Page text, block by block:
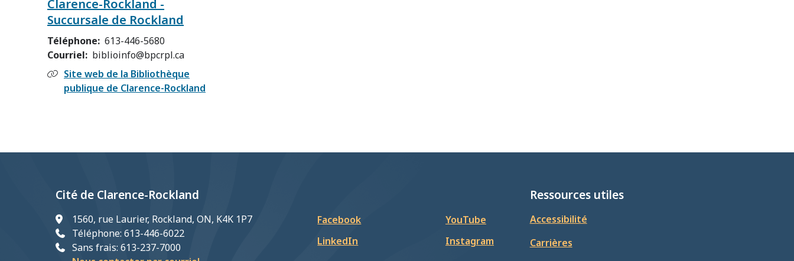
Clarence-Rockland -
Succursale de Rockland
Téléphone 613-446-5680
Courriel
biblioinfo@bpcrpl.ca
Site web de la Bibliothèque
publique de Clarence-Rockland
Cité de Clarence-Rockland
1560, rue Laurier, Rockland, ON, K4K 1P7
Téléphone: 613-446-6022
Sans frais: 613-237-7000
Facebook
YouTube
LinkedIn
Instagram
Ressources utiles
Accessibilité
Carrières